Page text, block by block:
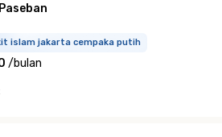
islam jakarta cempaka putih
/bulan